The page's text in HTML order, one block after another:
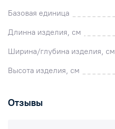
Базовая единица
Длинна изделия, см
Ширина/глубина изделия, см
Высота изделия, см
Отзывы